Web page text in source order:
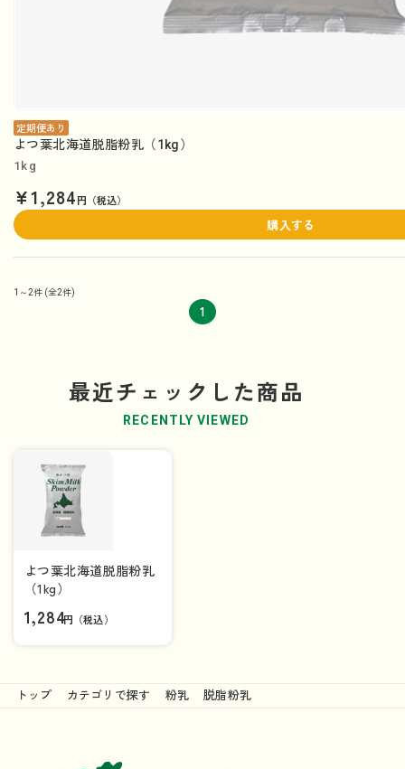
定期便あり
よつ葉北海道脱脂粉乳（1kg）
1kg
¥1,284円（税込）
購入する
1～2件 (全2件)
1
最近チェックした商品
RECENTLY VIEWED
よつ葉北海道脱脂粉乳
（1kg）
1,284円（税込）
トップ カテゴリで探す 粉乳 脱脂粉乳